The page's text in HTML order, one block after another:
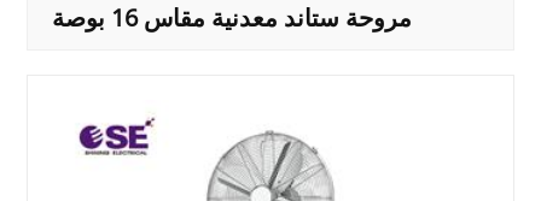
مروحة ستاند معدنية مقاس 16 بوصة